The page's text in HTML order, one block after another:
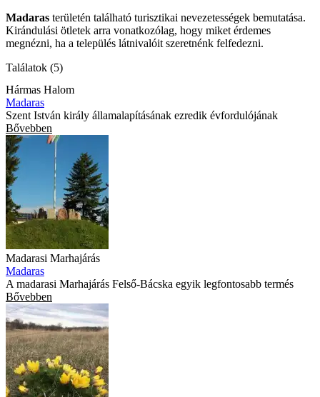
Madaras területén található turisztikai nevezetességek bemutatása.
Kirándulási ötletek arra vonatkozólag, hogy miket érdemes
megnézni, ha a település látnivalóit szeretnénk felfedezni.
Találatok (5)
Hármas Halom
Madaras
Szent István király államalapításának ezredik évfordulójának
Bővebben
Madarasi Marhajárás
Madaras
A madarasi Marhajárás Felső-Bácska egyik legfontosabb termés
Bővebben